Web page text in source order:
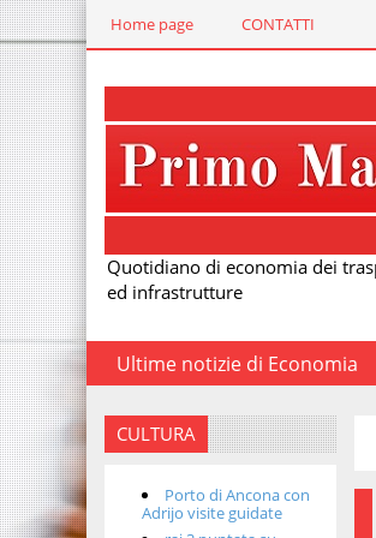
Home page CONTATTI
Quotidiano di economia dei
ed infrastrutture
Ultime notizie di Economia
CULTURA
Porto di Ancona con
Adrijo visite guidate